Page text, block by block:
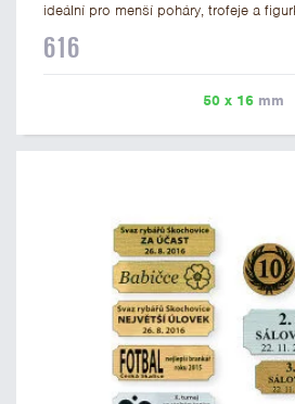
ideální pro menší poháry, trofeje a
nebo text. U textu doporučujeme
možné přiložit v prvním kroku
616
50 x 16mm